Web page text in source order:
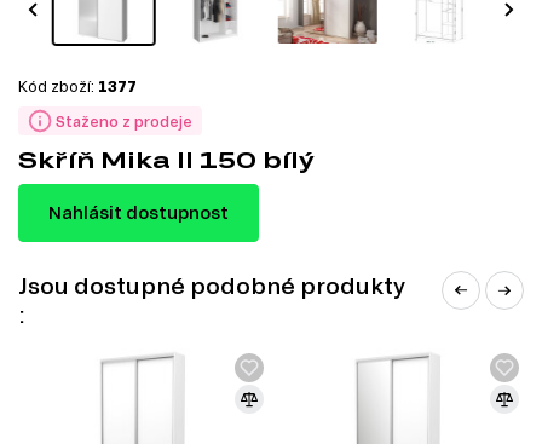
Staženo z prodeje
Kód zboží: 1377
Skříň Mika II 150 bílý
Nahlásit dostupnost
Jsou dostupné podobné produkty
: